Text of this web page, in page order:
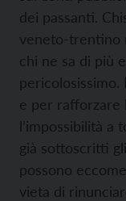
dei passanti.
veneto-trentino
chi ne sa di più
e per rafforzare
l’impossibilità a
già sottoscritti
possono
vieta di